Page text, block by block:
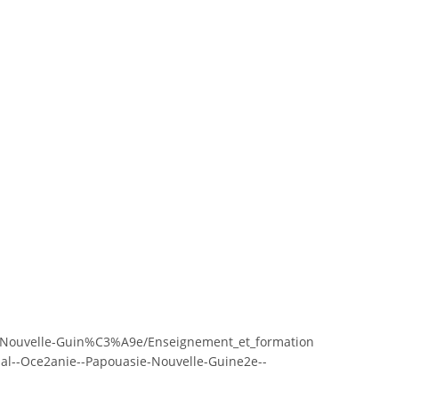
Guin%C3%A9e/Enseignement_et_formation
Oce2anie--Papouasie-Nouvelle-Guine2e--